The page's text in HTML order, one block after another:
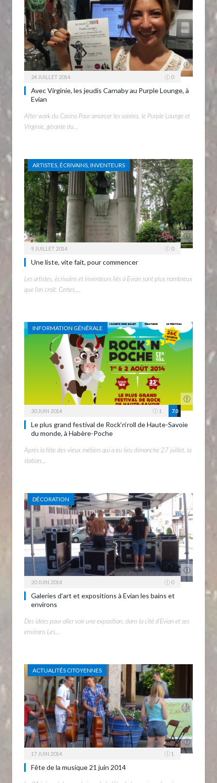
24 JUILLET 2014 0
Avec Virginie, les jeudis Carnaby au Purple Lounge, à
Evian
After work du Casino Pour amorcer les soirées, le Purple Lounge et
Virginie, gérante du…
ARTISTES, ÉCRIVAINS, INVENTEURS
9 JUILLET 2014 0
Une liste, vite fait, pour commencer
Les artistes, écrivains et inventeurs liés à Evian sont plus nombreux
que l’on croit. Certes,…
INFORMATION GÉNÉRALE
30 JUIN 2014 7.0
1
Le plus grand festival de Rock‘n‘roll de Haute-Savoie
du monde, à Habère-Poche
Après la fête des vieux métiers qui a eu lieu dimanche 27 juillet, la
station…
DÉCORATION
20 JUIN 2014 0
Galeries d’art et expositions à Evian les bains et
environs
Des idées pour aller voir une exposition, dans la cité d’Evian et ses
environs Les…
ACTUALITÉS CITOYENNES
17 JUIN 2014 1
Fête de la musique 21 juin 2014